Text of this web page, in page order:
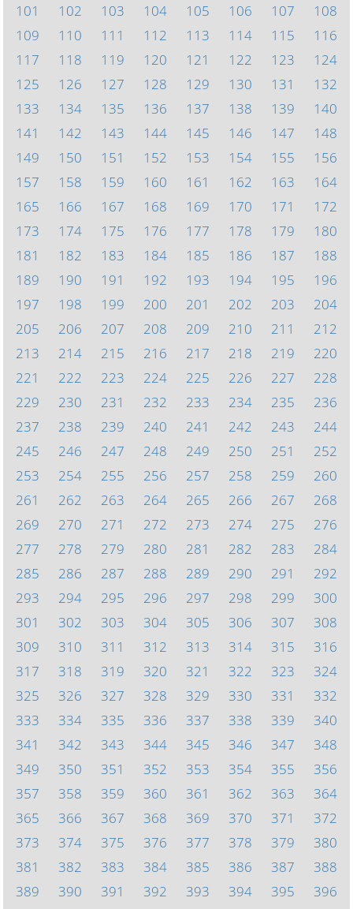
101
102 103 104 105 106 107
108
109
110 111 112 113 114 115
116
117
118 119 120 121 122 123
124
125
126 127 128 129 130 131
132
133
134 135 136 137 138 139
140
141
142 143 144 145 146 147
148
149
150 151 152 153 154 155
156
157
158 159 160 161 162 163
164
165
166 167 168 169 170 171
172
173
174 175 176 177 178 179
180
181
182 183 184 185 186 187
188
189
190 191 192 193 194 195
196
197
198 199 200 201 202 203
204
205
206 207 208 209 210 211
212
213
214 215 216 217 218 219
220
221
222 223 224 225 226 227
228
229
230 231 232 233 234 235
236
237
238 239 240 241 242 243
244
245
246 247 248 249 250 251
252
253
254 255 256 257 258 259
260
261
262 263 264 265 266 267
268
269
270 271 272 273 274 275
276
277
278 279 280 281 282 283
284
285
286 287 288 289 290 291
292
293
294 295 296 297 298 299
300
301
302 303 304 305 306 307
308
309
310 311 312 313 314 315
316
317
318 319 320 321 322 323
324
325
326 327 328 329 330 331
332
333
334 335 336 337 338 339
340
341
342 343 344 345 346 347
348
349
350 351 352 353 354 355
356
357
358 359 360 361 362 363
364
365
366 367 368 369 370 371
372
373
374 375 376 377 378 379
380
381
382 383 384 385 386 387
388
389
390 391 392 393 394 395
396